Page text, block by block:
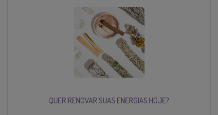
QUER RENOVAR SUAS ENERGIAS HOJE?